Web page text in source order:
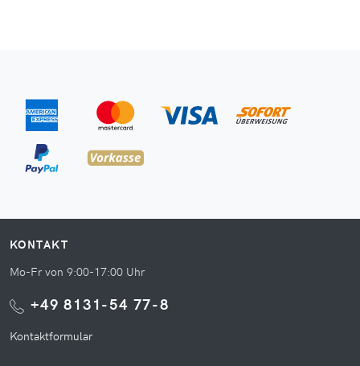
KONTAKT
Mo-Fr von 9:00-17:00 Uhr
+49 8131-54 77-8
Kontaktformular